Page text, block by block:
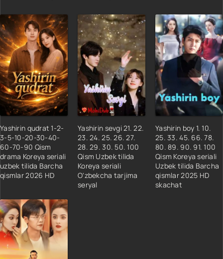
Yashirin qudrat 1-2-
3-5-10-20-30-40-
60-70-90 Qism
drama Koreya seriali
uzbek tilida Barcha
qismlar 2026 HD
Yashirin sevgi 21. 22.
23. 24. 25. 26. 27.
28. 29. 30. 50. 100
Qism Uzbek tilida
Koreya seriali
O'zbekcha tarjima
seryal
Yashirin boy 1. 10.
25. 33. 45. 66. 78.
80. 89. 90. 91. 100
Qism Koreya seriali
Uzbek tilida Barcha
qismlar 2025 HD
skachat